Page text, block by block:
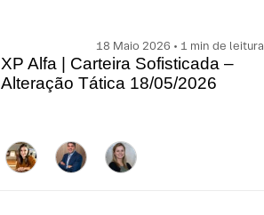
18 Maio 2026 • 1 min de leitura
XP Alfa | Carteira Sofisticada –
Alteração Tática 18/05/2026